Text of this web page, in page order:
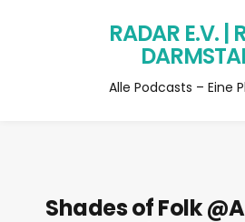
RADAR E.V. |
Alle Podcasts – Eine
Shades of Folk